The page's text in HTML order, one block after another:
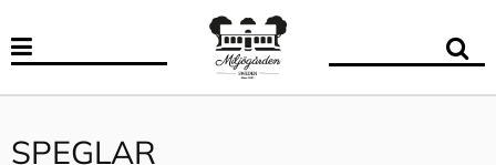
SPEGLAR